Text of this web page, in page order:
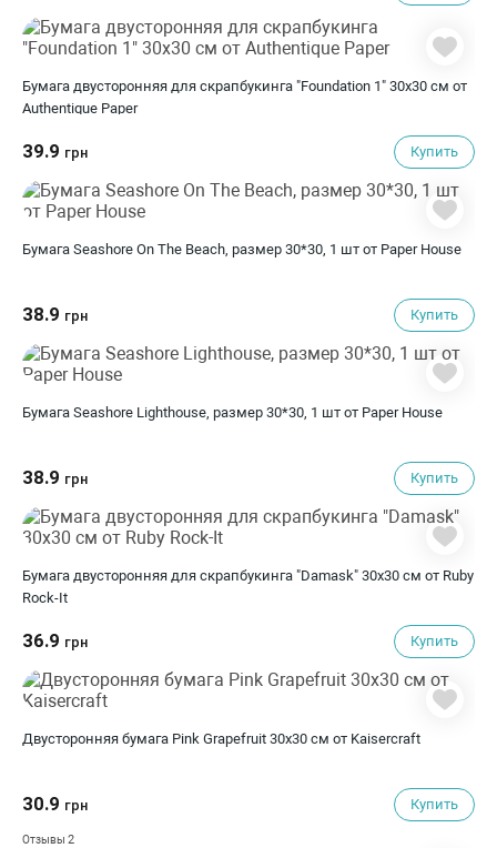
Бумага двусторонняя для скрапбукинга "Foundation 1" 30х30 см от
Authentique Paper
39.9 грн Купить
Бумага Seashore On The Beach, размер 30*30, 1 шт от Paper House
38.9 грн Купить
Бумага Seashore Lighthouse, размер 30*30, 1 шт от Paper House
38.9 грн Купить
Бумага двусторонняя для скрапбукинга "Damask" 30х30 см от Ruby
Rock-It
36.9 грн Купить
Двусторонняя бумага Pink Grapefruit 30х30 см от Kaisercraft
30.9 грн Купить
Отзывы 2